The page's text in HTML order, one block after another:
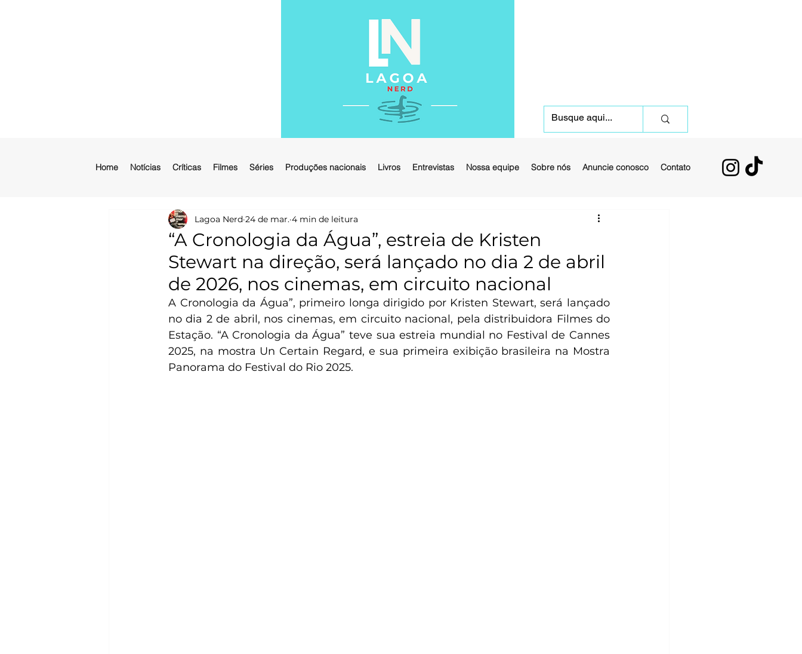
Home Notícias Críticas Filmes Séries Produções nacionais Livros Entrevistas Nossa equipe Sobre nós Anuncie conosco Contato
“A Cronologia da Água”, estreia de Kristen
Stewart na direção, será lançado no dia 2 de abril
de 2026, nos cinemas, em circuito nacional
Lagoa Nerd 24 de mar. 4 min de leitura
A Cronologia da Água”, primeiro longa dirigido por Kristen Stewart, será lançado
no dia 2 de abril, nos cinemas, em circuito nacional, pela distribuidora Filmes do
Estação. “A Cronologia da Água” teve sua estreia mundial no Festival de Cannes
2025, na mostra Un Certain Regard, e sua primeira exibição brasileira na Mostra
Panorama do Festival do Rio 2025.